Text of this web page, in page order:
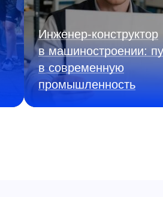
Инженер‑конструктор
в машиностроении:
в современную
промышленность